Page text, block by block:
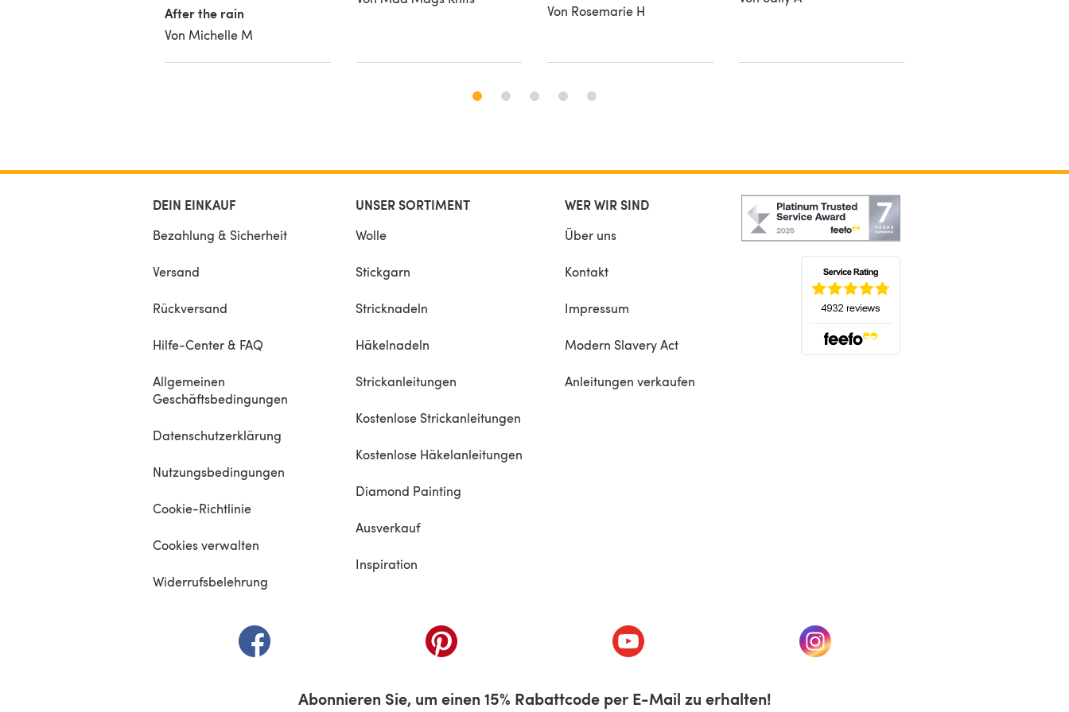
After the rain
Von Michelle M
Von Rosemarie H
DEIN EINKAUF
Bezahlung & Sicherheit
Versand
Rückversand
Hilfe-Center & FAQ
Allgemeinen
Geschäftsbedingungen
Datenschutzerklärung
Nutzungsbedingungen
Cookie-Richtlinie
Cookies verwalten
Widerrufsbelehrung
UNSER SORTIMENT
Wolle
Stickgarn
Stricknadeln
Häkelnadeln
Strickanleitungen
Kostenlose Strickanleitungen
Kostenlose Häkelanleitungen
Diamond Painting
Ausverkauf
Inspiration
WER WIR SIND
Über uns
Kontakt
Impressum
Modern Slavery Act
Anleitungen verkaufen
(öffnet sich in einem neuen Tab)(öffnet sich in einem neuen Tab)(öffnet sich in einem neuen Tab)(öffnet sich in einem neuen Tab)
Abonnieren Sie, um einen 15% Rabattcode per E-Mail zu erhalten!